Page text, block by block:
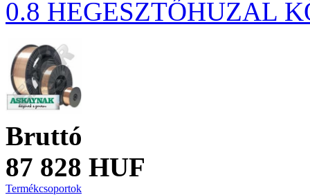
0.8 HEGESZTŐHUZAL
Bruttó
87 828 HUF
Termékcsoportok